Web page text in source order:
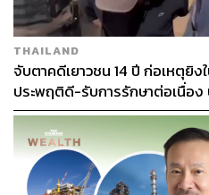
THAILAND
จับตาคดีเยาวชน 14 ปี ก่อเหตุยิ
ประพฤติดี-รับการรักษาต่อเนื่อง